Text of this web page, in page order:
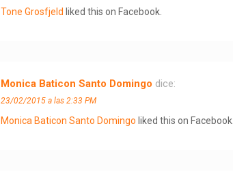
Tone Grosfjeld liked this on Facebook.
Monica Baticon Santo Domingo dice:
23/02/2015 a las 2:33 PM
Monica Baticon Santo Domingo liked this on Facebook.